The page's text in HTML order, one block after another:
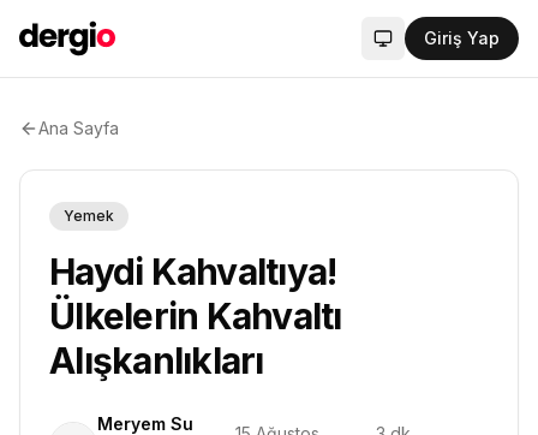
Sistem modu aktif
Giriş Yap
Ana Sayfa
Yemek
Haydi Kahvaltıya!
Ülkelerin Kahvaltı
Alışkanlıkları
Meryem Su